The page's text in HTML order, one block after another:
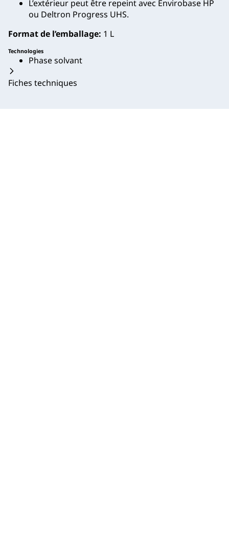
L’extérieur peut être repeint avec Envirobase HP
ou Deltron Progress UHS.
Format de l’emballage: 1 L
Technologies
Phase solvant
Fiches techniques